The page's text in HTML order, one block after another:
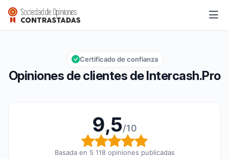
Intercash.Pro
Calificación global: 9,5 de 10
9,5/10
Opiniones de clientes de Intercash.Pro
Certificado de confianza
9,5/10
Calificación global: 9,5
Basada en 5 118 opiniones publicadas